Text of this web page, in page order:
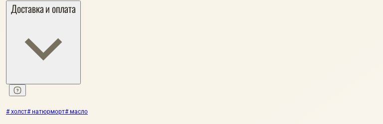
Доставка и оплата
# холст# натюрморт# масло